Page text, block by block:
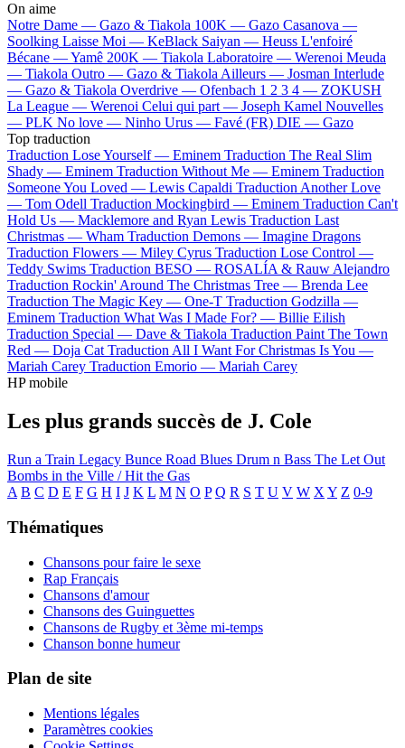
On aime
Notre Dame — Gazo & Tiakola 100K — Gazo Casanova —
Soolking Laisse Moi — KeBlack Saiyan — Heuss L'enfoiré
Bécane —Yamê 200K — Tiakola Laboratoire — Werenoi Meuda
— Tiakola Outro — Gazo & TiakolaAilleurs — Josman Interlude
— Gazo & Tiakola Overdrive — Ofenbach 1 2 3 4 — ZOKUSH
La League — Werenoi Celui qui part — Joseph Kamel Nouvelles
— PLK No love — Ninho Urus — Favé (FR) DIE — Gazo
Top traduction
Traduction Lose Yourself — Eminem Traduction The Real Slim
Shady — Eminem Traduction Without Me — Eminem Traduction
Someone You Loved — Lewis Capaldi Traduction Another Love
— Tom Odell Traduction Mockingbird — Eminem Traduction Can't
Hold Us — Macklemore and Ryan Lewis Traduction Last
Christmas — Wham Traduction Demons — Imagine Dragons
Traduction Flowers — Miley Cyrus Traduction Lose Control —
Teddy Swims Traduction BESO — ROSALÍA & Rauw Alejandro
Traduction Rockin' Around The Christmas Tree — Brenda Lee
Traduction The Magic Key — One-T Traduction Godzilla —
Eminem Traduction What Was I Made For? — Billie Eilish
Traduction Special — Dave & Tiakola Traduction Paint The Town
Red — Doja Cat Traduction All I Want For Christmas Is You —
Mariah Carey Traduction Emorio — Mariah Carey
HP mobile
Les plus grands succès de J. Cole
Run a Train Legacy Bunce Road Blues Drum n Bass The Let Out
Bombs in the Ville / Hit the Gas
A B C D E F G H I J K L M N O P Q R S T U V W X Y Z 0-9
Thématiques
Chansons pour faire le sexe
Rap Français
Chansons d'amour
Chansons des Guinguettes
Chansons de Rugby et 3ème mi-temps
Chanson bonne humeur
Plan de site
Mentions légales
Paramètres cookies